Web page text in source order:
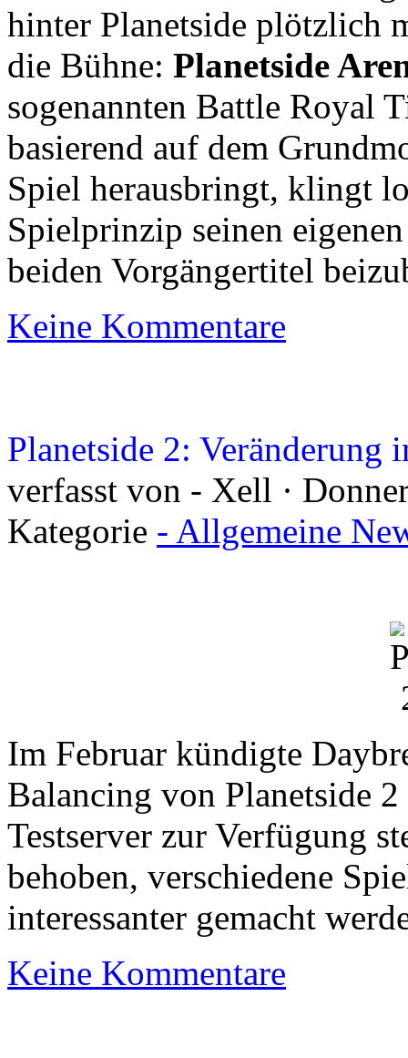
hinter Planetside plötzlich
die Bühne: Planetside
sogenannten Battle Royal
basierend auf dem
Spiel herausbringt, klingt
Spielprinzip seinen
beiden Vorgängertitel
Keine Kommentare
Planetside 2: Veränderung
verfasst von - Xell ·
Kategorie - Allgemeine
Im Februar kündigte
Balancing von Planetside
Testserver zur Verfügung
behoben, verschiedene
interessanter gemacht
Keine Kommentare